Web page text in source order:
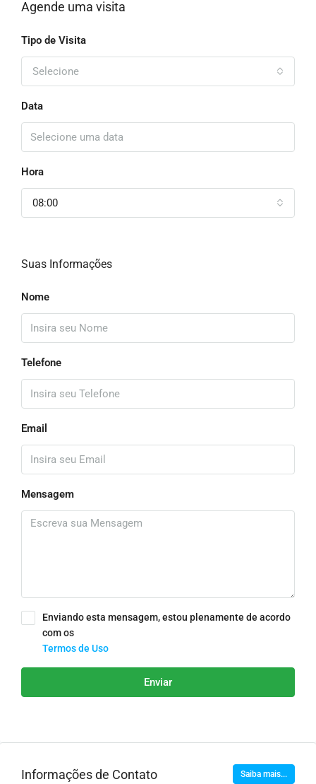
Agende uma visita
Tipo de Visita
Selecione
Data
Hora
08:00
Suas Informações
Nome
Telefone
Email
Mensagem
Enviando esta mensagem, estou plenamente de acordo
com os
Termos de Uso
Enviar
Informações de Contato Saiba mais...